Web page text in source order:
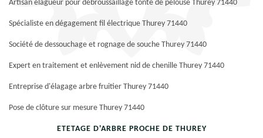
Artisan élagueur pour débroussaillage tonte de pelouse Thurey 71440
Spécialiste en dégagement fil électrique Thurey 71440
Société de dessouchage et rognage de souche Thurey 71440
Expert en traitement et enlèvement nid de chenille Thurey 71440
Entreprise d'élagage arbre fruitier Thurey 71440
Pose de clôture sur mesure Thurey 71440
ETETAGE D'ARBRE PROCHE DE THUREY